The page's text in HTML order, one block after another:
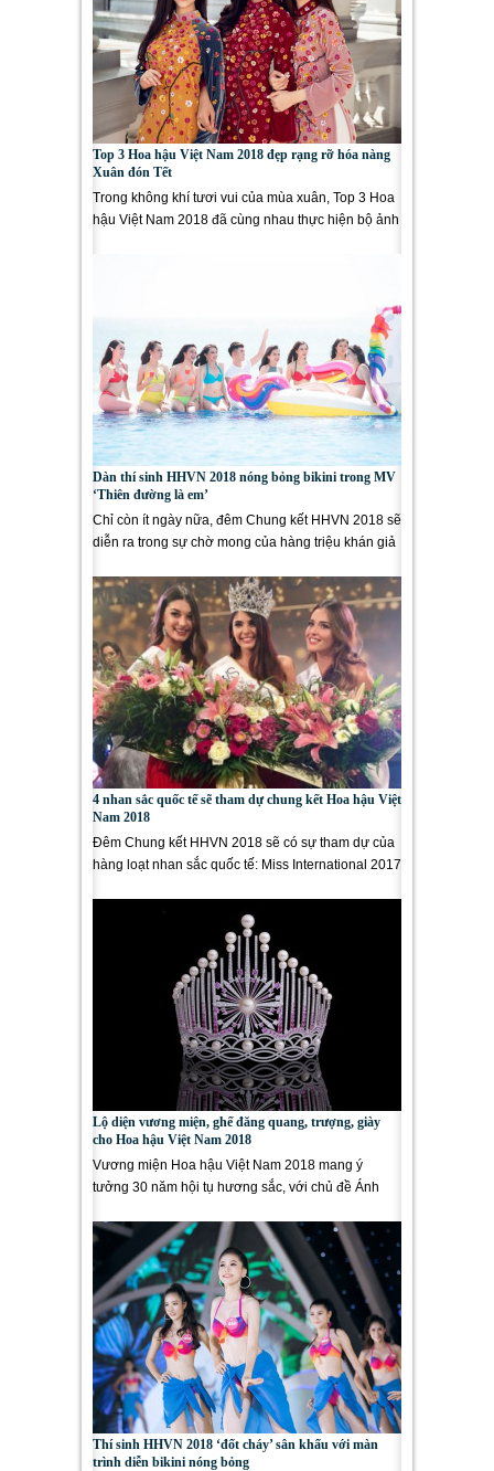
Top 3 Hoa hậu Việt Nam 2018 đẹp rạng rỡ hóa nàng
Xuân đón Tết
Trong không khí tươi vui của mùa xuân, Top 3 Hoa
hậu Việt Nam 2018 đã cùng nhau thực hiện bộ ảnh
Dàn thí sinh HHVN 2018 nóng bỏng bikini trong MV
‘Thiên đường là em’
Chỉ còn ít ngày nữa, đêm Chung kết HHVN 2018 sẽ
diễn ra trong sự chờ mong của hàng triệu khán giả
4 nhan sắc quốc tế sẽ tham dự chung kết Hoa hậu Việt
Nam 2018
Đêm Chung kết HHVN 2018 sẽ có sự tham dự của
hàng loạt nhan sắc quốc tế: Miss International 2017
Lộ diện vương miện, ghế đăng quang, trượng, giày
cho Hoa hậu Việt Nam 2018
Vương miện Hoa hậu Việt Nam 2018 mang ý
tưởng 30 năm hội tụ hương sắc, với chủ đề Ánh
Thí sinh HHVN 2018 ‘đốt cháy’ sân khấu với màn
trình diễn bikini nóng bỏng